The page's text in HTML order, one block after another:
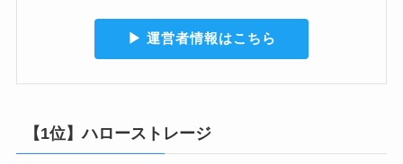
▶︎ 運営者情報はこちら
【1位】ハローストレージ